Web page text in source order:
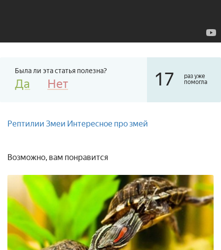
Была ли эта статья полезна?
Да Нет 17
раз уже
помогла
Рептилии Змеи Интересное про змей
Возможно, вам понравится